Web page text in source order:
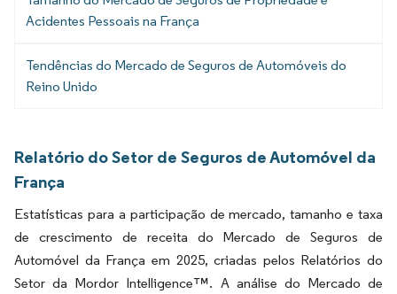
Acidentes Pessoais na França
Tendências do Mercado de Seguros de Automóveis do
Reino Unido
Relatório do Setor de Seguros de Automóvel da
França
Estatísticas para a participação de mercado, tamanho e taxa
de crescimento de receita do Mercado de Seguros de
Automóvel da França em 2025, criadas pelos Relatórios do
Setor da Mordor Intelligence™. A análise do Mercado de